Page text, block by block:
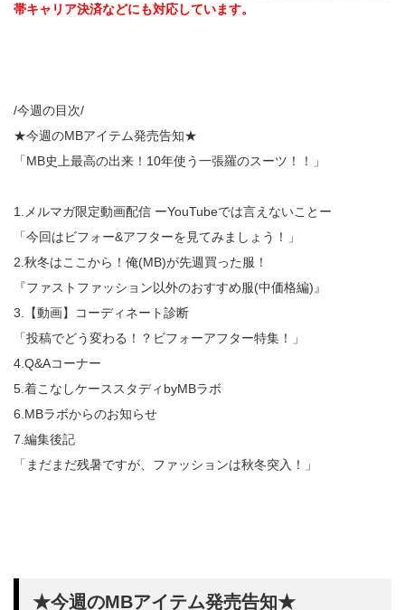
帯キャリア決済などにも対応しています。
/今週の目次/
★今週のMBアイテム発売告知★
「MB史上最高の出来！10年使う一張羅のスーツ！！」
1.メルマガ限定動画配信 ーYouTubeでは言えないことー
「今回はビフォー&アフターを見てみましょう！」
2.秋冬はここから！俺(MB)が先週買った服！
『ファストファッション以外のおすすめ服(中価格編)』
3.【動画】コーディネート診断
「投稿でどう変わる！？ビフォーアフター特集！」
4.Q&Aコーナー
5.着こなしケーススタディbyMBラボ
6.MBラボからのお知らせ
7.編集後記
「まだまだ残暑ですが、ファッションは秋冬突入！」
★今週のMBアイテム発売告知★